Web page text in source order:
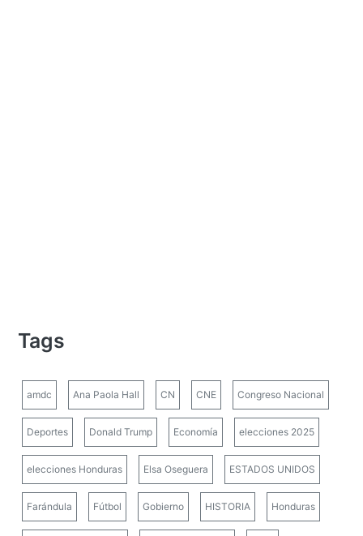
Tags
amdc Ana Paola Hall CN CNE Congreso Nacional
Deportes Donald Trump Economía elecciones 2025
elecciones Honduras Elsa Oseguera ESTADOS UNIDOS
Farándula Fútbol Gobierno HISTORIA Honduras